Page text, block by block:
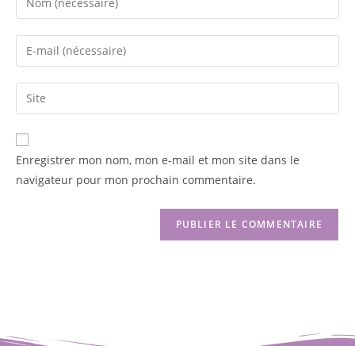
Enregistrer mon nom, mon e-mail et mon site dans le
navigateur pour mon prochain commentaire.